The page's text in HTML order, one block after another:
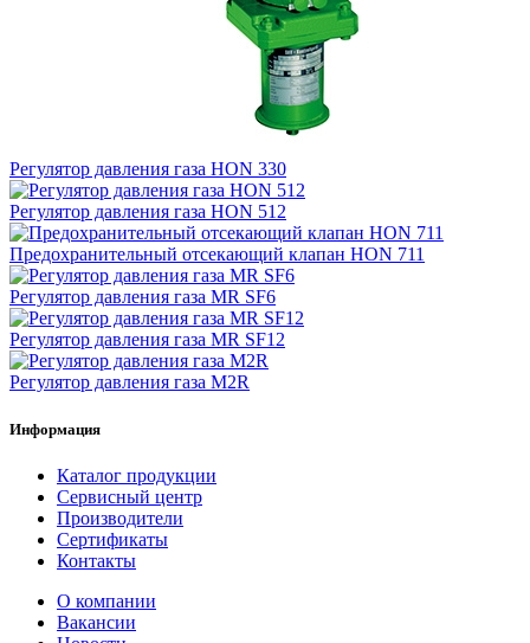
Регулятор давления газа HON 330
Регулятор давления газа HON 512
Предохранительный отсекающий клапан HON 711
Регулятор давления газа MR SF6
Регулятор давления газа MR SF12
Регулятор давления газа M2R
Информация
Каталог продукции
Сервисный центр
Производители
Сертификаты
Контакты
О компании
Вакансии